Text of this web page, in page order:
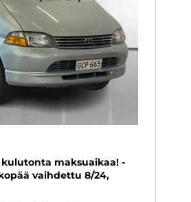
maksuaikaa! -
vaihdettu 8/24,